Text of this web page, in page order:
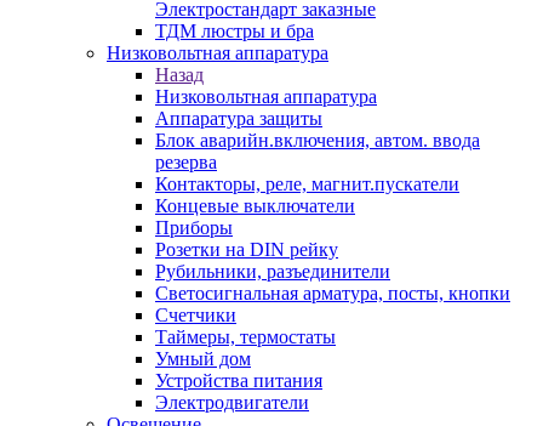
Электростандарт заказные
ТДМ люстры и бра
Низковольтная аппаратура
Назад
Низковольтная аппаратура
Аппаратура защиты
Блок аварийн.включения, автом. ввода
резерва
Контакторы, реле, магнит.пускатели
Концевые выключатели
Приборы
Розетки на DIN рейку
Рубильники, разъединители
Светосигнальная арматура, посты, кнопки
Счетчики
Таймеры, термостаты
Умный дом
Устройства питания
Электродвигатели